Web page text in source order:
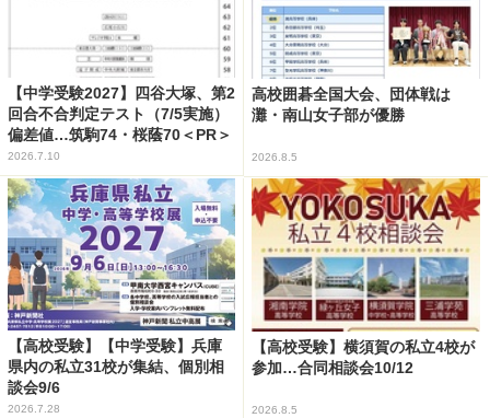
【中学受験2027】四谷大塚、第2
回合不合判定テスト（7/5実施）
偏差値…筑駒74・桜蔭70＜PR＞
2026.7.10
高校囲碁全国大会、団体戦は
灘・南山女子部が優勝
2026.8.5
【高校受験】【中学受験】兵庫
県内の私立31校が集結、個別相
談会9/6
2026.7.28
【高校受験】横須賀の私立4校が
参加…合同相談会10/12
2026.8.5